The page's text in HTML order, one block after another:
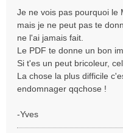
Je ne vois pas pourquoi le
mais je ne peut pas te
ne l'ai jamais fait.
Le PDF te donne un bon
Si t'es un peut bricoleur,
La chose la plus difficile
endomnager qqchose !
-Yves